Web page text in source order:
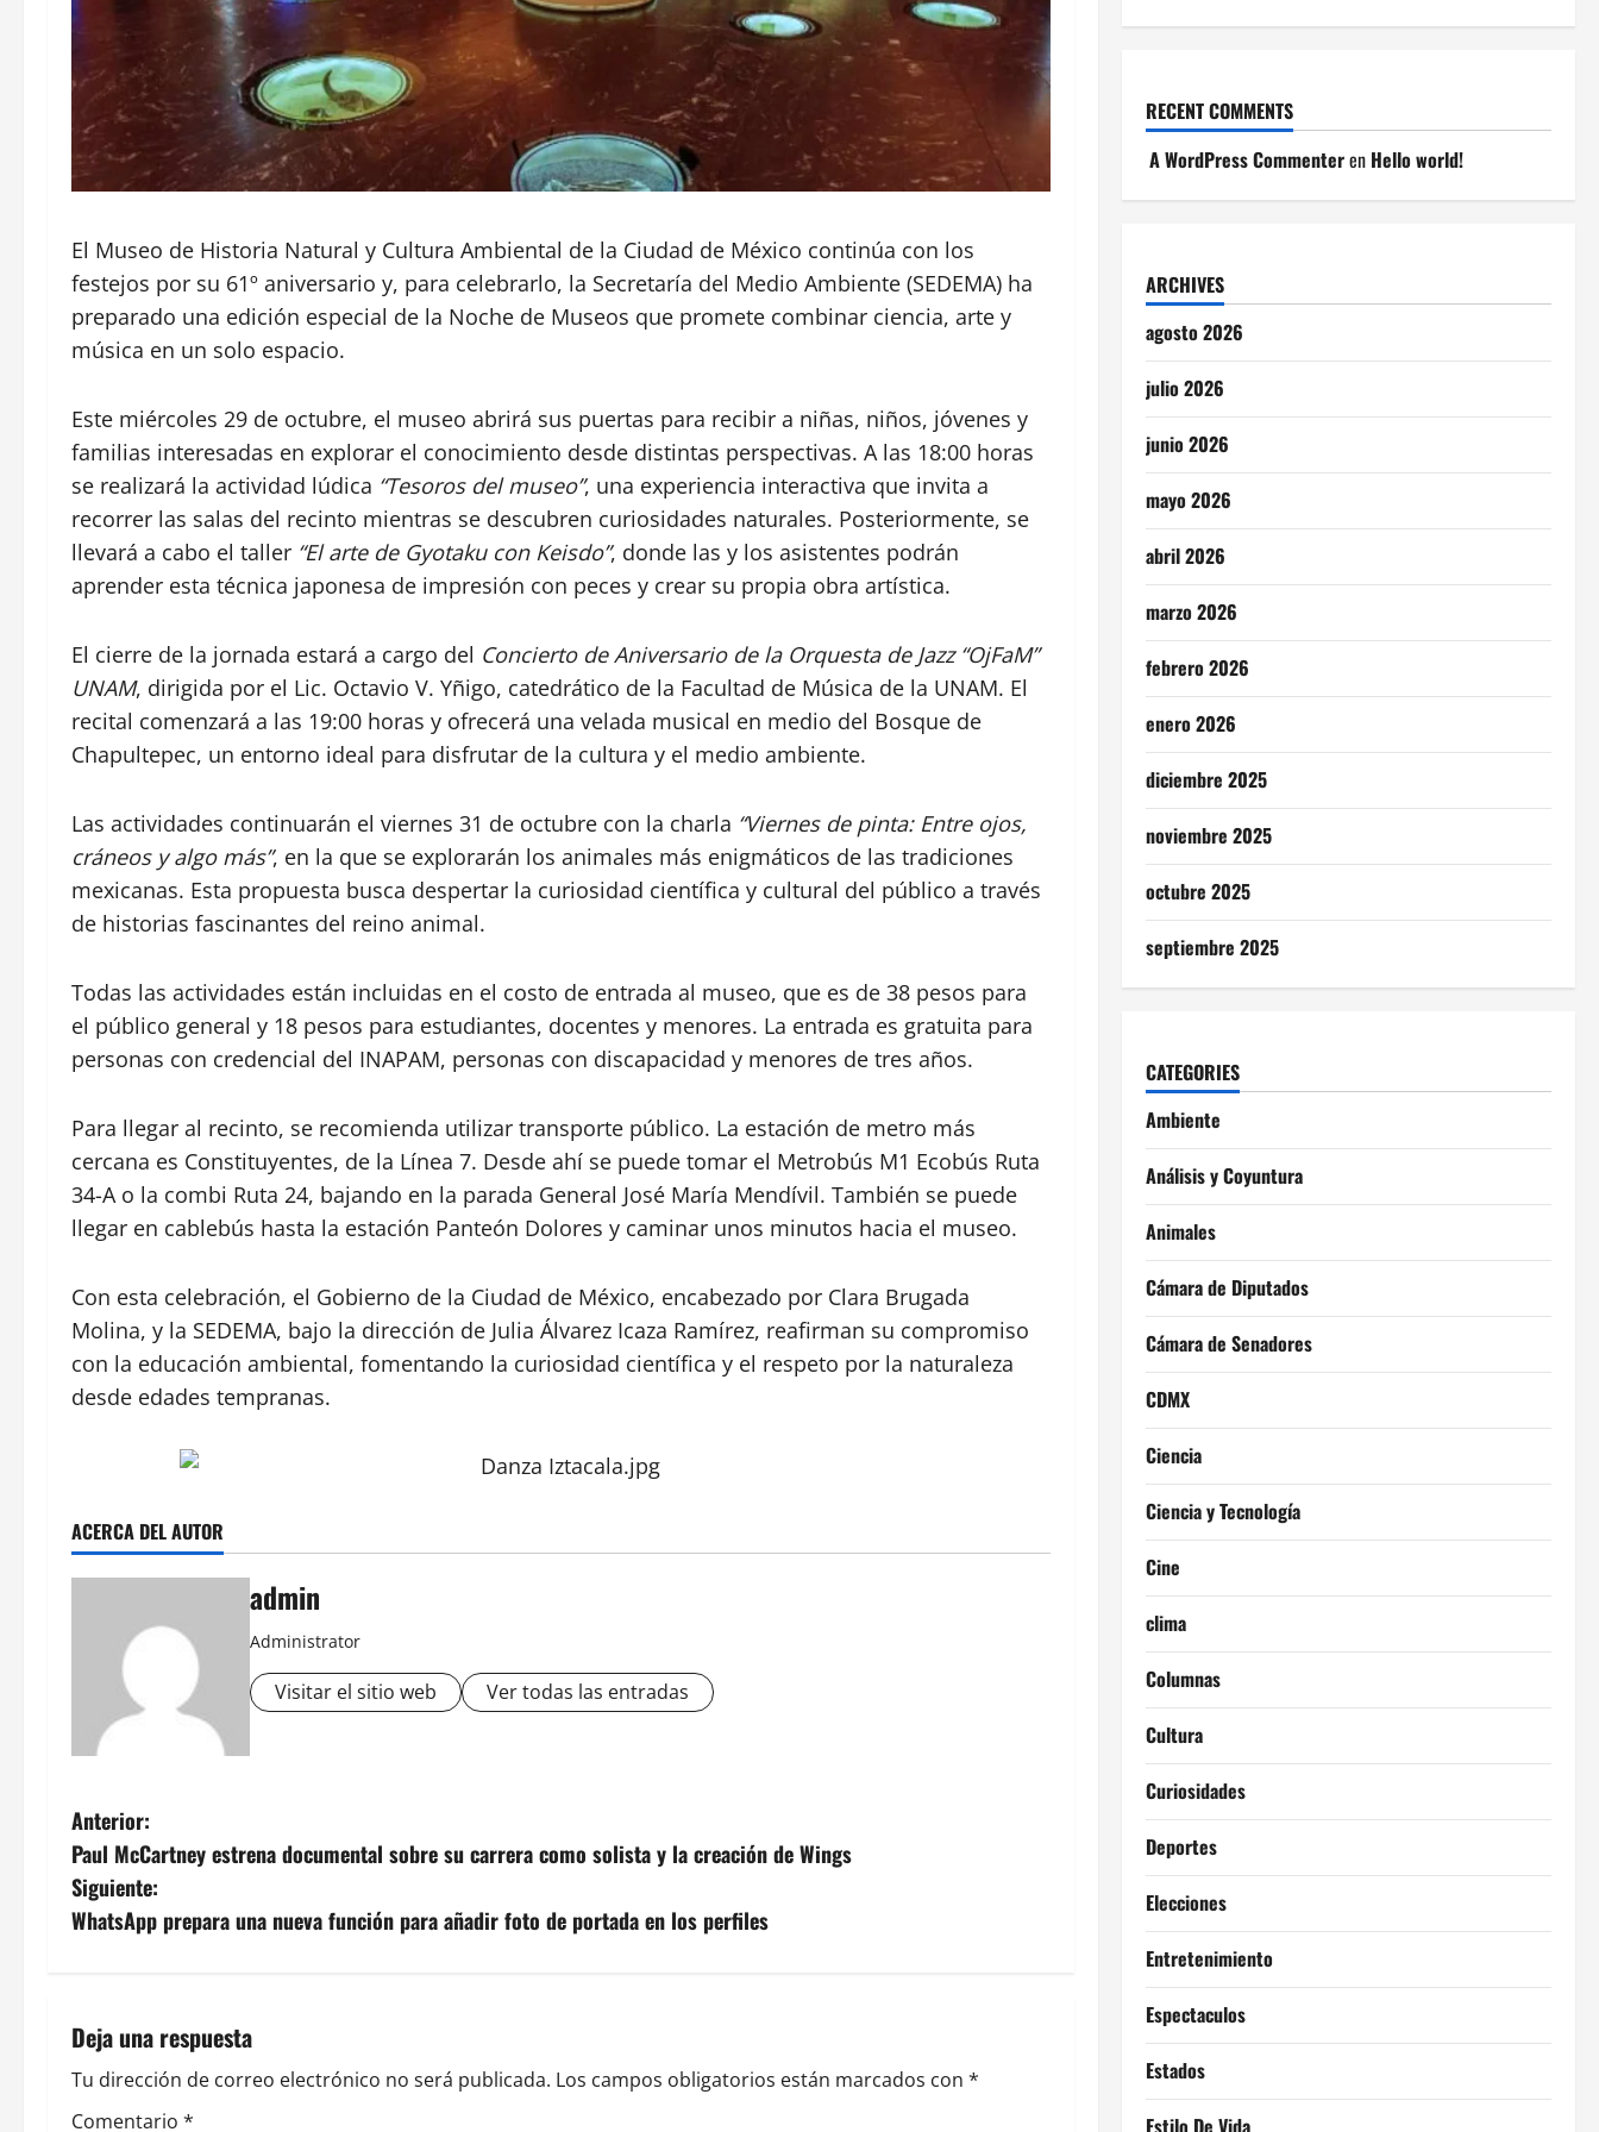
El Museo de Historia Natural y Cultura Ambiental de la Ciudad de México continúa con los
festejos por su 61º aniversario y, para celebrarlo, la Secretaría del Medio Ambiente (SEDEMA) ha
preparado una edición especial de la Noche de Museos que promete combinar ciencia, arte y
música en un solo espacio.
Este miércoles 29 de octubre, el museo abrirá sus puertas para recibir a niñas, niños, jóvenes y
familias interesadas en explorar el conocimiento desde distintas perspectivas. A las 18:00 horas
se realizará la actividad lúdica “Tesoros del museo”, una experiencia interactiva que invita a
recorrer las salas del recinto mientras se descubren curiosidades naturales. Posteriormente, se
llevará a cabo el taller “El arte de Gyotaku con Keisdo”, donde las y los asistentes podrán
aprender esta técnica japonesa de impresión con peces y crear su propia obra artística.
El cierre de la jornada estará a cargo del Concierto de Aniversario de la Orquesta de Jazz “OjFaM”
UNAM, dirigida por el Lic. Octavio V. Yñigo, catedrático de la Facultad de Música de la UNAM. El
recital comenzará a las 19:00 horas y ofrecerá una velada musical en medio del Bosque de
Chapultepec, un entorno ideal para disfrutar de la cultura y el medio ambiente.
Las actividades continuarán el viernes 31 de octubre con la charla “Viernes de pinta: Entre ojos,
cráneos y algo más”, en la que se explorarán los animales más enigmáticos de las tradiciones
mexicanas. Esta propuesta busca despertar la curiosidad científica y cultural del público a través
de historias fascinantes del reino animal.
Todas las actividades están incluidas en el costo de entrada al museo, que es de 38 pesos para
el público general y 18 pesos para estudiantes, docentes y menores. La entrada es gratuita para
personas con credencial del INAPAM, personas con discapacidad y menores de tres años.
Para llegar al recinto, se recomienda utilizar transporte público. La estación de metro más
cercana es Constituyentes, de la Línea 7. Desde ahí se puede tomar el Metrobús M1 Ecobús Ruta
34-A o la combi Ruta 24, bajando en la parada General José María Mendívil. También se puede
llegar en cablebús hasta la estación Panteón Dolores y caminar unos minutos hacia el museo.
Con esta celebración, el Gobierno de la Ciudad de México, encabezado por Clara Brugada
Molina, y la SEDEMA, bajo la dirección de Julia Álvarez Icaza Ramírez, reafirman su compromiso
con la educación ambiental, fomentando la curiosidad científica y el respeto por la naturaleza
desde edades tempranas.
ACERCA DEL AUTOR
admin
Administrator
Visitar el sitio web Ver todas las entradas
N
a
v
g
a
Anterior:
Paul McCartney estrena documental sobre su carrera como solista y la creación de Wings
Siguiente:
WhatsApp prepara una nueva función para añadir foto de portada en los perfiles
Deja una respuesta
Tu dirección de correo electrónico no será publicada. Los campos obligatorios están marcados con *
Comentario *
RECENT COMMENTS
A WordPress Commenteren Hello world!
ARCHIVES
agosto 2026
julio 2026
junio 2026
mayo 2026
abril 2026
marzo 2026
febrero 2026
enero 2026
diciembre 2025
noviembre 2025
octubre 2025
septiembre 2025
CATEGORIES
Ambiente
Análisis y Coyuntura
Animales
Cámara de Diputados
Cámara de Senadores
CDMX
Ciencia
Ciencia y Tecnología
Cine
clima
Columnas
Cultura
Curiosidades
Deportes
Elecciones
Entretenimiento
Espectaculos
Estados
Estilo De Vida